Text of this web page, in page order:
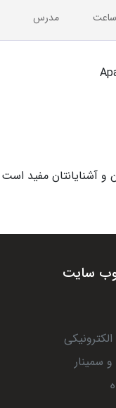
ساعت مدرس
آشنایانتان مفید است
سایت
سمینار